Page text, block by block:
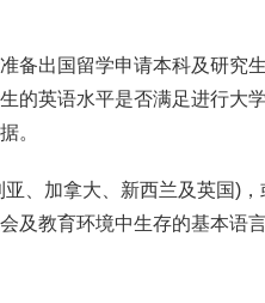
备出国留学申请本科及研
的英语水平是否满足进行大
依据。
、加拿大、新西兰及英国)
教育环境中生存的基本语